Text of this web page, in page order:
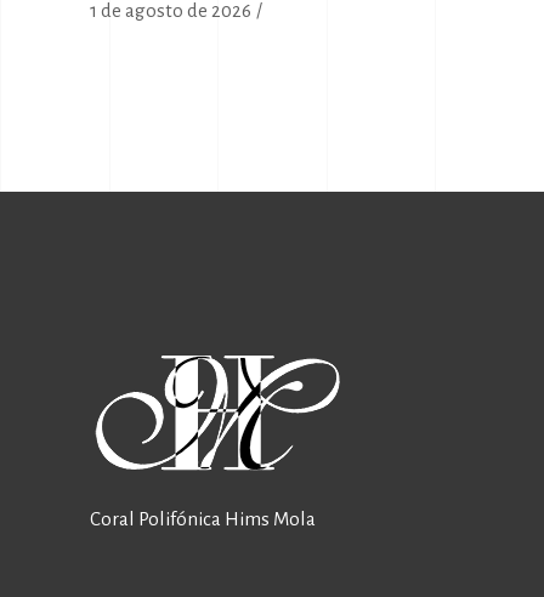
1 de agosto de 2026
Coral Polifónica Hims Mola